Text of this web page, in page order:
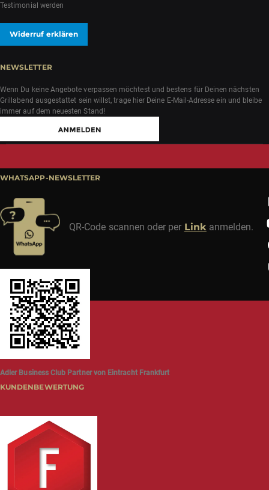
Testimonial werden
Widerruf erklären
NEWSLETTER
Wenn Du keine Angebote verpassen möchtest und bestens für Deinen nächsten
Grillabend ausgestattet sein willst, trage hier Deine E-Mail-Adresse ein und bleibe
immer auf dem neuesten Stand!
WHATSAPP-NEWSLETTER
QR-Code scannen oder per Link anmelden.
Adler Business Club Partner von Eintracht Frankfurt
KUNDENBEWERTUNG